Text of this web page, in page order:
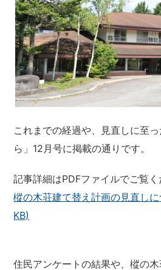
これまでの経過や、見直しに至
ら」12月号に掲載の通りです。
記事詳細はPDFファイルでご覧
樅の木荘建て替え計画の見直し
KB)
住民アンケートの結果や、樅の